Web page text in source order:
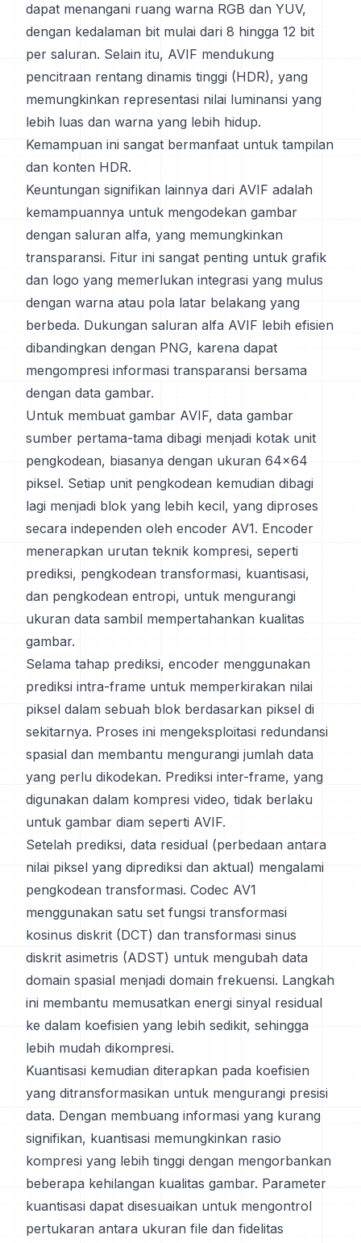
dapat menangani ruang warna RGB dan YUV,
dengan kedalaman bit mulai dari 8 hingga 12 bit
per saluran. Selain itu, AVIF mendukung
pencitraan rentang dinamis tinggi (HDR), yang
memungkinkan representasi nilai luminansi yang
lebih luas dan warna yang lebih hidup.
Kemampuan ini sangat bermanfaat untuk tampilan
dan konten HDR.
Keuntungan signifikan lainnya dari AVIF adalah
kemampuannya untuk mengodekan gambar
dengan saluran alfa, yang memungkinkan
transparansi. Fitur ini sangat penting untuk grafik
dan logo yang memerlukan integrasi yang mulus
dengan warna atau pola latar belakang yang
berbeda. Dukungan saluran alfa AVIF lebih efisien
dibandingkan dengan PNG, karena dapat
mengompresi informasi transparansi bersama
dengan data gambar.
Untuk membuat gambar AVIF, data gambar
sumber pertama-tama dibagi menjadi kotak unit
pengkodean, biasanya dengan ukuran 64x64
piksel. Setiap unit pengkodean kemudian dibagi
lagi menjadi blok yang lebih kecil, yang diproses
secara independen oleh encoder AV1. Encoder
menerapkan urutan teknik kompresi, seperti
prediksi, pengkodean transformasi, kuantisasi,
dan pengkodean entropi, untuk mengurangi
ukuran data sambil mempertahankan kualitas
gambar.
Selama tahap prediksi, encoder menggunakan
prediksi intra-frame untuk memperkirakan nilai
piksel dalam sebuah blok berdasarkan piksel di
sekitarnya. Proses ini mengeksploitasi redundansi
spasial dan membantu mengurangi jumlah data
yang perlu dikodekan. Prediksi inter-frame, yang
digunakan dalam kompresi video, tidak berlaku
untuk gambar diam seperti AVIF.
Setelah prediksi, data residual (perbedaan antara
nilai piksel yang diprediksi dan aktual) mengalami
pengkodean transformasi. Codec AV1
menggunakan satu set fungsi transformasi
kosinus diskrit (DCT) dan transformasi sinus
diskrit asimetris (ADST) untuk mengubah data
domain spasial menjadi domain frekuensi. Langkah
ini membantu memusatkan energi sinyal residual
ke dalam koefisien yang lebih sedikit, sehingga
lebih mudah dikompresi.
Kuantisasi kemudian diterapkan pada koefisien
yang ditransformasikan untuk mengurangi presisi
data. Dengan membuang informasi yang kurang
signifikan, kuantisasi memungkinkan rasio
kompresi yang lebih tinggi dengan mengorbankan
beberapa kehilangan kualitas gambar. Parameter
kuantisasi dapat disesuaikan untuk mengontrol
pertukaran antara ukuran file dan fidelitas